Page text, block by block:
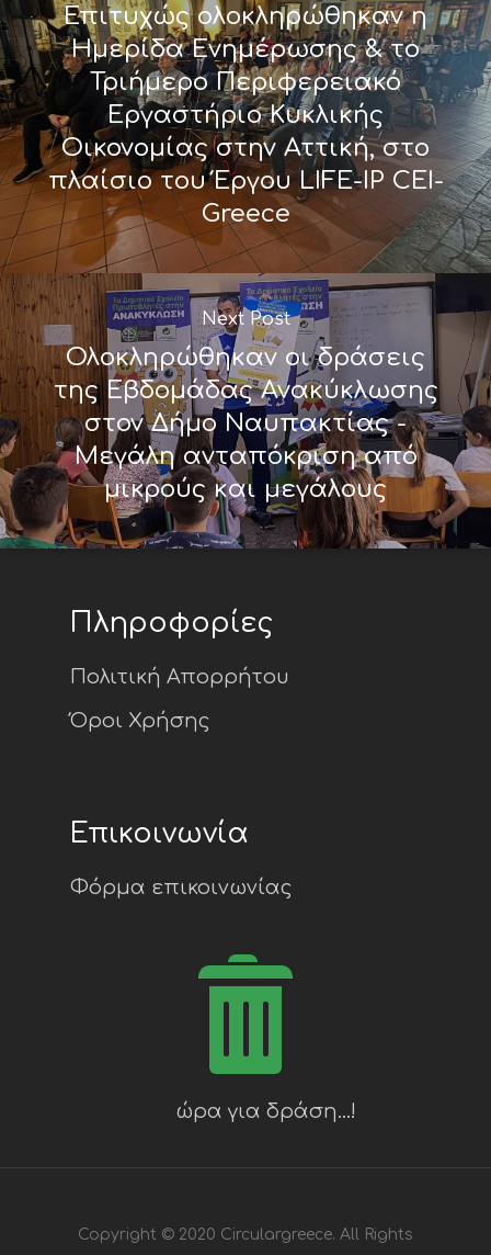
Επιτυχώς ολοκληρώθηκαν η
Ημερίδα Ενημέρωσης & το
Τριήμερο Περιφερειακό
Εργαστήριο Κυκλικής
Οικονομίας στην Αττική, στο
πλαίσιο του Έργου LIFE-IP CEI-
Greece
Next Post
Ολοκληρώθηκαν οι δράσεις
της Εβδομάδας Ανακύκλωσης
στον Δήμο Ναυπακτίας -
Μεγάλη ανταπόκριση από
μικρούς και μεγάλους
Πληροφορίες
Πολιτική Απορρήτου
Όροι Χρήσης
Επικοινωνία
Φόρμα επικοινωνίας
Copyright © 2020 Circulargreece. All Rights